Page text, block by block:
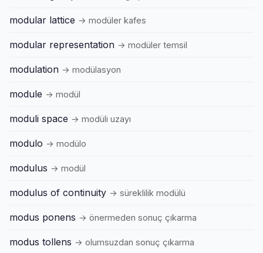
modular lattice → modüler kafes
modular representation → modüler temsil
modulation → modülasyon
module → modül
moduli space → modüli uzayı
modulo → modülo
modulus → modül
modulus of continuity → süreklilik modülü
modus ponens → önermeden sonuç çıkarma
modus tollens → olumsuzdan sonuç çıkarma